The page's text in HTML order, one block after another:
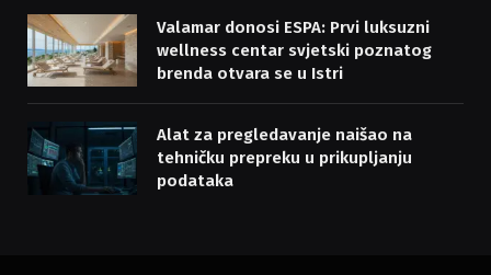
Valamar donosi ESPA: Prvi luksuzni
wellness centar svjetski poznatog
brenda otvara se u Istri
Alat za pregledavanje naišao na
tehničku prepreku u prikupljanju
podataka